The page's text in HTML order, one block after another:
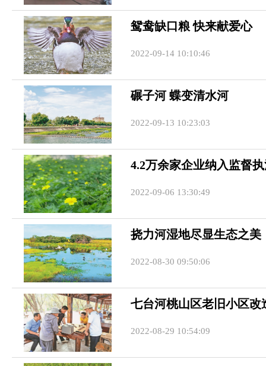
鸳鸯缺口粮 快来献爱心
2022-09-14 10:10:46
碾子河 蝶变清水河
2022-09-13 10:23:03
4.2万余家企业纳入监督
2022-09-06 13:30:49
挠力河湿地尽显生态之美
2022-08-30 09:50:06
七台河桃山区老旧小区改
2022-08-29 10:54:09